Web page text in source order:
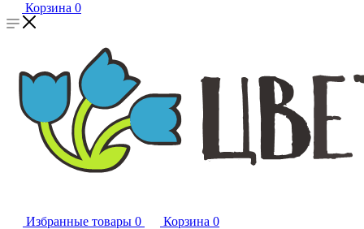
Корзина 0
Избранные товары 0 Корзина 0